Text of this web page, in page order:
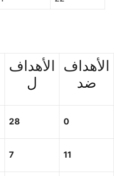
الأهداف
ل
الأهداف
ضد
28 0
7 11